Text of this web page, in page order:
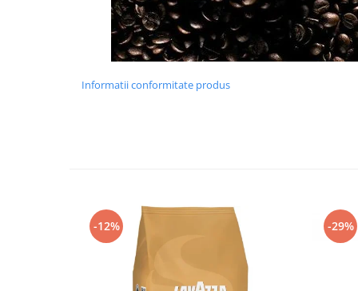
Informatii conformitate produs
-12% -29%